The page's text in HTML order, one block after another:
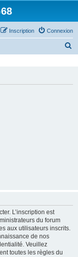
Connexion
Inscription
L’inscription est
du forum
aux utilisateurs inscrits.
de nos
Veuillez
toutes les règles du